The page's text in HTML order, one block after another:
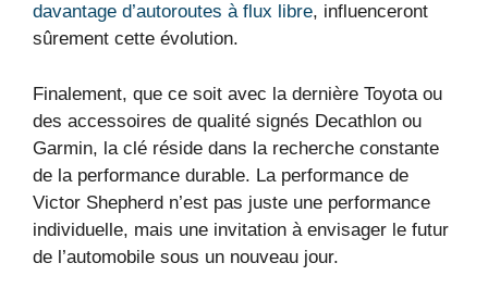
davantage d’autoroutes à flux libre, influenceront
sûrement cette évolution.
Finalement, que ce soit avec la dernière Toyota ou
des accessoires de qualité signés Decathlon ou
Garmin, la clé réside dans la recherche constante
de la performance durable. La performance de
Victor Shepherd n’est pas juste une performance
individuelle, mais une invitation à envisager le futur
de l’automobile sous un nouveau jour.